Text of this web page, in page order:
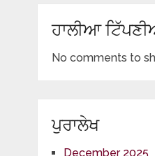
ਹਾਲੀਆ
No comments to
ਪੁਰਾਲੇਖ
December 2025